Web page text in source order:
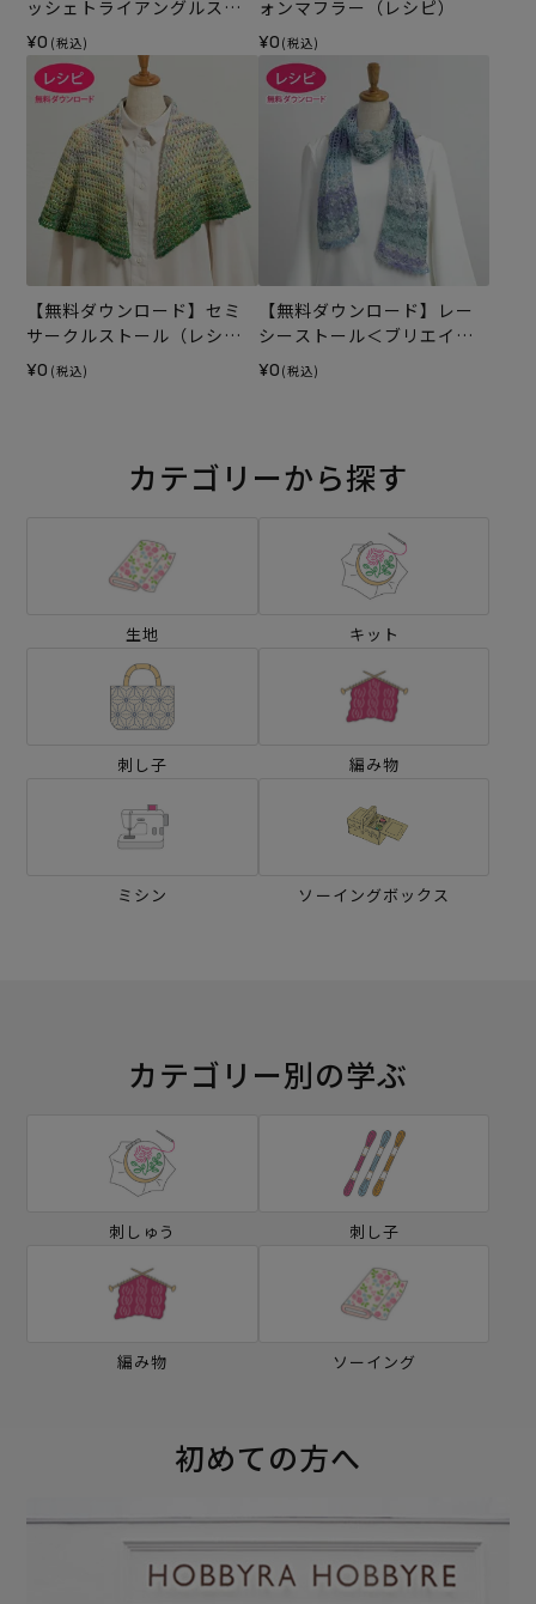
ッシェトライアングルスト
ール（レシピ）
¥0 (税込)
ォンマフラー（レシピ）
¥0 (税込)
【無料ダウンロード】セミ
サークルストール（レシ
ピ）
¥0 (税込)
【無料ダウンロード】レー
シーストール＜ブリエイマ
ージュ＞（レシピ）
¥0 (税込)
カテゴリーから探す
生地 キット
刺し子 編み物
ミシン ソーイングボックス
カテゴリー別の学ぶ
刺しゅう 刺し子
編み物 ソーイング
初めての方へ